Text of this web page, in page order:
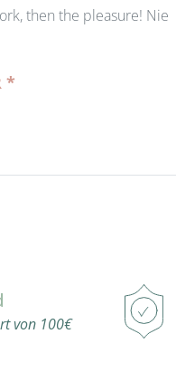
then the pleasure! Nie
*
von 100€